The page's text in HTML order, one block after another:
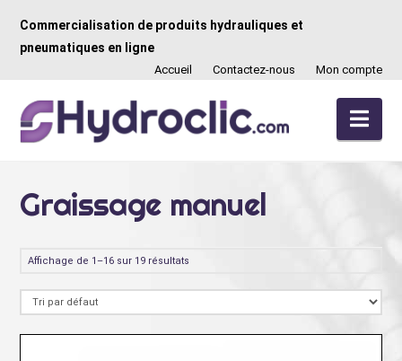
Commercialisation de produits hydrauliques et
pneumatiques en ligne
Accueil Contactez-nous Mon compte
Graissage manuel
Affichage de 1–16 sur 19 résultats